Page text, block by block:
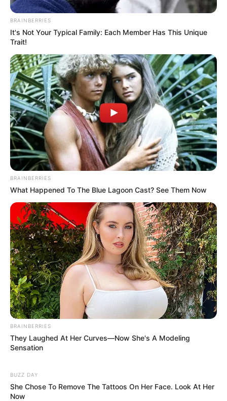
BRAINBERRIES
It's Not Your Typical Family: Each Member Has This Unique
Trait!
BRAINBERRIES
What Happened To The Blue Lagoon Cast? See Them Now
BRAINBERRIES
They Laughed At Her Curves—Now She's A Modeling
Sensation
BUZZ DAY
She Chose To Remove The Tattoos On Her Face. Look At Her
Now